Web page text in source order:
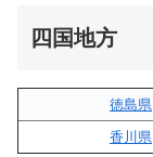
四国地方
徳島県
香川県